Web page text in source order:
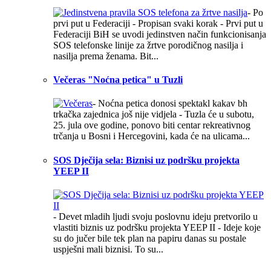
- Po
prvi put u Federaciji - Propisan svaki korak - Prvi put u
Federaciji BiH se uvodi jedinstven način funkcionisanja
SOS telefonske linije za žrtve porodičnog nasilja i
nasilja prema ženama. Bit...
Večeras "Noćna petica" u Tuzli
- Noćna petica donosi spektakl kakav bh
trkačka zajednica još nije vidjela - Tuzla će u subotu,
25. jula ove godine, ponovo biti centar rekreativnog
trčanja u Bosni i Hercegovini, kada će na ulicama...
SOS Dječija sela: Biznisi uz podršku projekta
YEEP II
- Devet mladih ljudi svoju poslovnu ideju pretvorilo u
vlastiti biznis uz podršku projekta YEEP II - Ideje koje
su do jučer bile tek plan na papiru danas su postale
uspješni mali biznisi. To su...